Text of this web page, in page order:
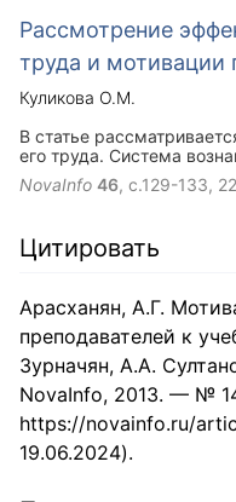
Рассмотрение
труда и мотивации
Куликова О.М.
В статье
его труда. Система
для персонала, т. е.
возможность знать,
NovaInfo 46, с.129-133,
Цитировать
Арасханян, А.Г.
преподавателей к
Зурначян, А.А.
NovaInfo, 2013. — №
https://novainfo.ru/
19.06.2024).